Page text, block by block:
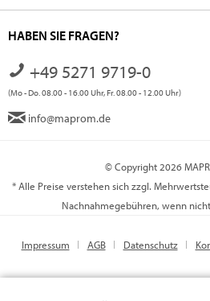
HABEN SIE FRAGEN?
+49 5271 9719-0
(Mo - Do. 08.00 - 16.00 Uhr, Fr. 08.00 - 12.00 Uhr)
info@maprom.de
© Copyright 2026
* Alle Preise verstehen sich zzgl.
Nachnahmegebühren, wenn
Impressum AGB Datenschutz